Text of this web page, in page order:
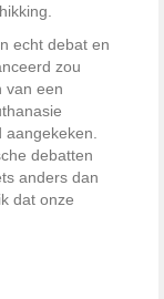
echt debat en
zou
van een
debatten
anders dan
dat onze